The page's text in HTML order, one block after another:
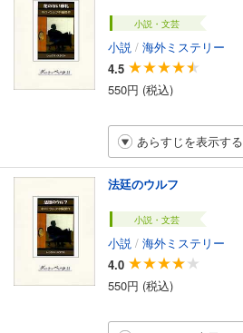
小説・文芸
小説 / 海外ミステリー
4.5
550円 (税込)
あらすじを表示する
法廷のウルフ
小説・文芸
小説 / 海外ミステリー
4.0
550円 (税込)